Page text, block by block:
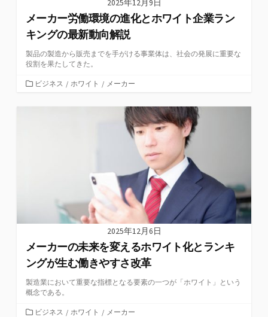
2025年12月9日
メーカー労働環境の進化とホワイト企業ラン
キングの最新動向解説
製品の製造から販売までを手がける事業体は、社会の発展に重要な
役割を果たしてきた。
カビジネス / ホワイト / メーカー
2025年12月6日
メーカーの未来を変えるホワイト化とランキ
ングが生む働きやすさ改革
製造業において重要な指標となる要素の一つが「ホワイト」という
概念である。
カビジネス / ホワイト / メーカー